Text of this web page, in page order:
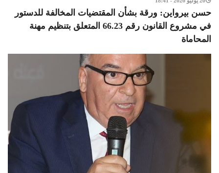
حسن بيرواين: ورقة بشأن المقتضيات المخالفة للدستور
في مشروع القانون رقم 66.23 المتعلق بتنظيم مهنة
المحاماة